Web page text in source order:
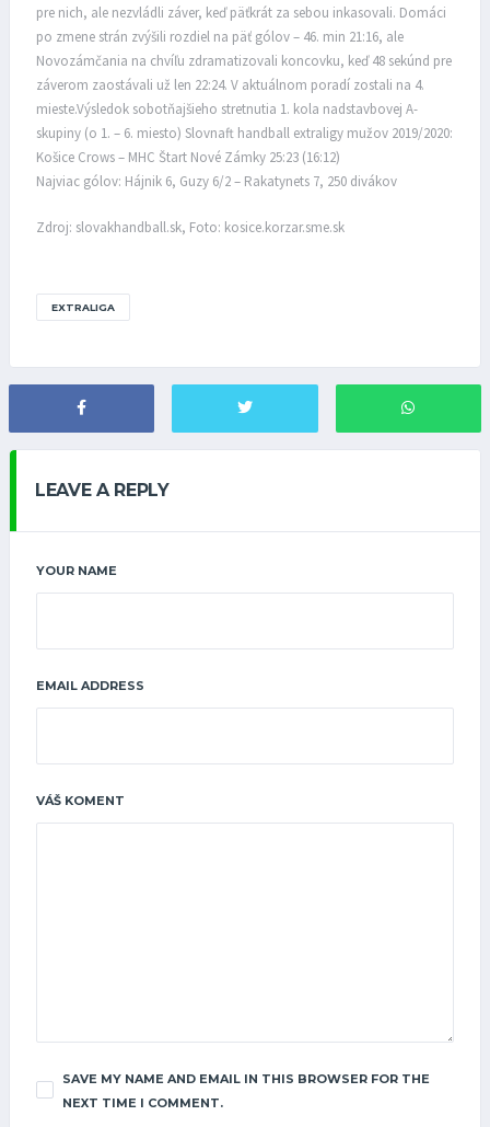
pre nich, ale nezvládli záver, keď päťkrát za sebou inkasovali. Domáci
po zmene strán zvýšili rozdiel na päť gólov – 46. min 21:16, ale
Novozámčania na chvíľu zdramatizovali koncovku, keď 48 sekúnd pre
záverom zaostávali už len 22:24. V aktuálnom poradí zostali na 4.
mieste.Výsledok sobotňajšieho stretnutia 1. kola nadstavbovej A-
skupiny (o 1. – 6. miesto) Slovnaft handball extraligy mužov 2019/2020:
Košice Crows – MHC Štart Nové Zámky 25:23 (16:12)
Najviac gólov: Hájnik 6, Guzy 6/2 – Rakatynets 7, 250 divákov
Zdroj: slovakhandball.sk, Foto: kosice.korzar.sme.sk
EXTRALIGA
LEAVE A REPLY
YOUR NAME
EMAIL ADDRESS
VÁŠ KOMENT
SAVE MY NAME AND EMAIL IN THIS BROWSER FOR THE
NEXT TIME I COMMENT.